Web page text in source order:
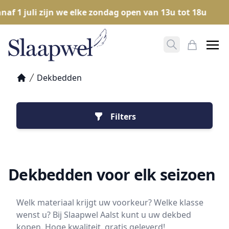
1 juli zijn we elke zondag open van 13u tot 18u
ZoekenMijn
Dekbedden
Filters
Dekbedden voor elk seizoen
Welk materiaal krijgt uw voorkeur? Welke klasse
wenst u? Bij Slaapwel Aalst kunt u uw dekbed